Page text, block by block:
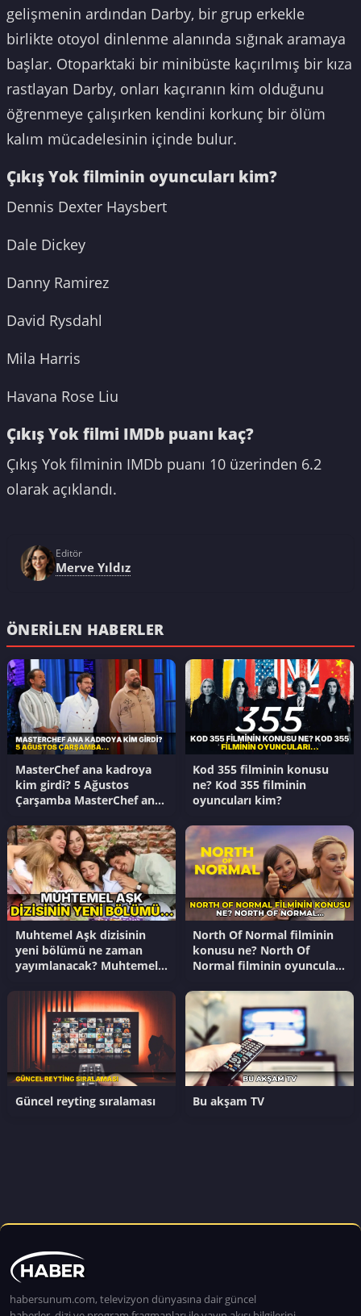
gelişmenin ardından Darby, bir grup erkekle
birlikte otoyol dinlenme alanında sığınak aramaya
başlar. Otoparktaki bir minibüste kaçırılmış bir kıza
rastlayan Darby, onları kaçıranın kim olduğunu
öğrenmeye çalışırken kendini korkunç bir ölüm
kalım mücadelesinin içinde bulur.
Çıkış Yok filminin oyuncuları kim?
Dennis Dexter Haysbert
Dale Dickey
Danny Ramirez
David Rysdahl
Mila Harris
Havana Rose Liu
Çıkış Yok filmi IMDb puanı kaç?
Çıkış Yok filminin IMDb puanı 10 üzerinden 6.2
olarak açıklandı.
Editör
Merve Yıldız
ÖNERILEN HABERLER
MasterChef ana kadroya
kim girdi? 5 Ağustos
Çarşamba MasterChef ana
yarışmacı kim oldu?
Kod 355 filminin konusu
ne? Kod 355 filminin
oyuncuları kim?
Muhtemel Aşk dizisinin
yeni bölümü ne zaman
yayımlanacak? Muhtemel
bölümünde ne oldu?
North Of Normal filminin
konusu ne? North Of
Normal filminin oyuncuları
Güncel reyting sıralaması Bu akşam TV
habersunum.com, televizyon dünyasına dair güncel